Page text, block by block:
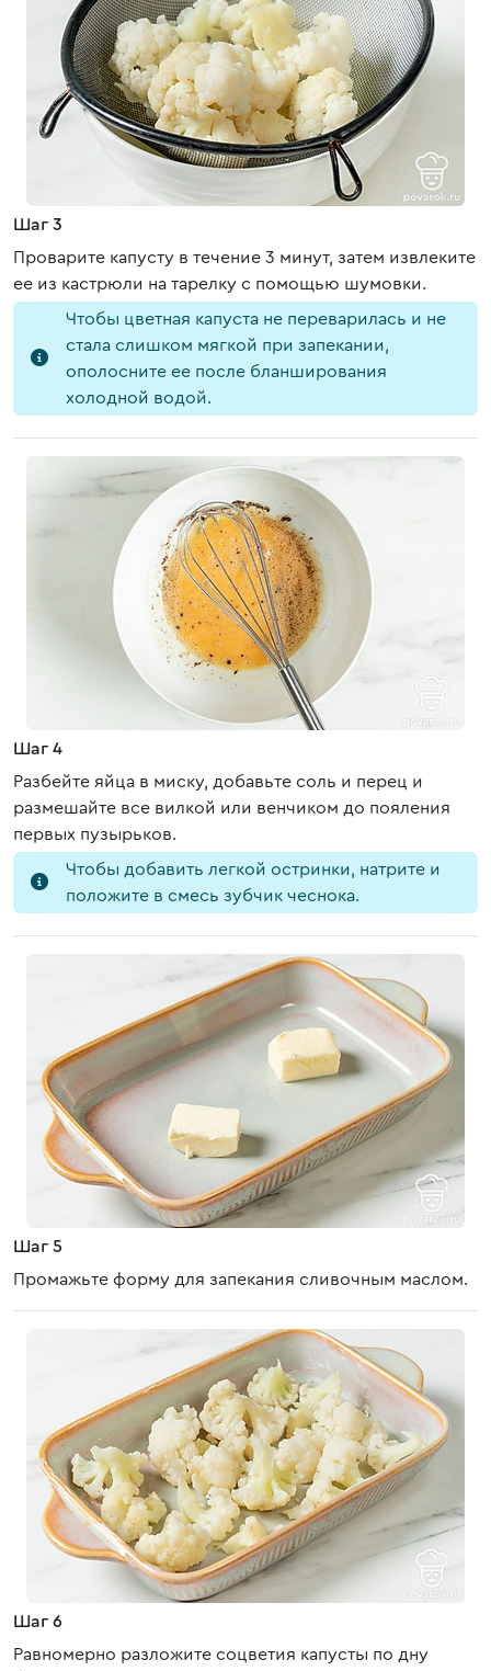
Шаг 3
Проварите капусту в течение 3 минут, затем извлеките
ее из кастрюли на тарелку с помощью шумовки.
Чтобы цветная капуста не переварилась и не
стала слишком мягкой при запекании,
ополосните ее после бланширования
холодной водой.
Шаг 4
Разбейте яйца в миску, добавьте соль и перец и
размешайте все вилкой или венчиком до пояления
первых пузырьков.
Чтобы добавить легкой остринки, натрите и
положите в смесь зубчик чеснока.
Шаг 5
Промажьте форму для запекания сливочным маслом.
Шаг 6
Равномерно разложите соцветия капусты по дну